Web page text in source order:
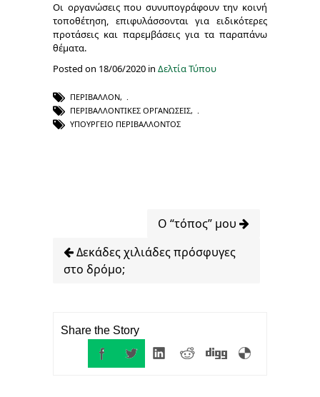
Οι οργανώσεις που συνυπογράφουν την κοινή
τοποθέτηση, επιφυλάσσονται για ειδικότερες
προτάσεις και παρεμβάσεις για τα παραπάνω
θέματα.
Posted on 18/06/2020 in Δελτία Τύπου
ΠΕΡΙΒΆΛΛΟΝ,
ΠΕΡΙΒΑΛΛΟΝΤΙΚΈΣ ΟΡΓΑΝΏΣΕΙΣ,
ΥΠΟΥΡΓΕΊΟ ΠΕΡΙΒΆΛΛΟΝΤΟΣ
Ο “τόπος” μου
Δεκάδες χιλιάδες πρόσφυγες
στο δρόμο;
Share the Story